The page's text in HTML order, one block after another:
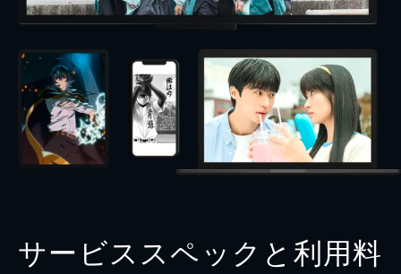
サービススペックと利用料